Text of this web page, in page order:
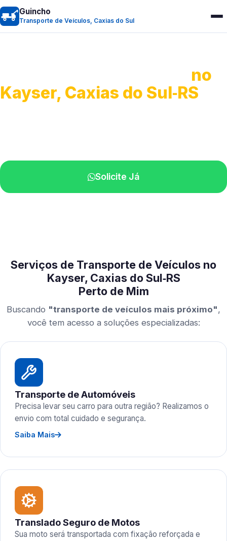
Guincho
Transporte de Veículos, Caxias do Sul
no
Kayser, Caxias do Sul‑RS
Solicite Já
Serviços de Transporte de Veículos no
Kayser, Caxias do Sul‑RS
Perto de Mim
Buscando "transporte de veículos mais próximo",
você tem acesso a soluções especializadas:
Transporte de Automóveis
Precisa levar seu carro para outra região? Realizamos o
envio com total cuidado e segurança.
Saiba Mais
Translado Seguro de Motos
Sua moto será transportada com fixação reforçada e